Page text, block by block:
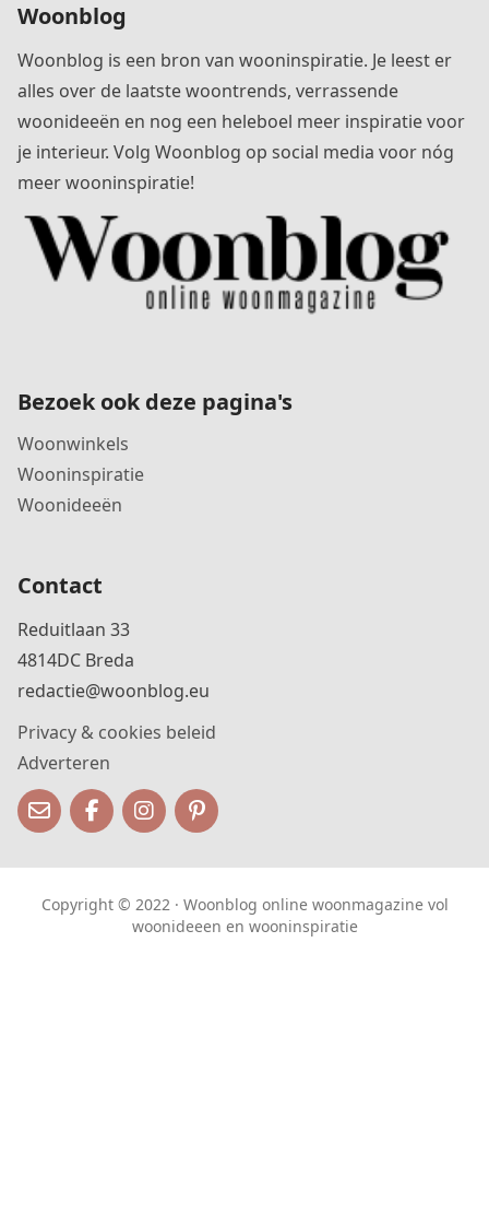
Woonblog
Woonblog is een bron van wooninspiratie. Je leest er
alles over de laatste woontrends, verrassende
woonideeën en nog een heleboel meer inspiratie voor
je interieur. Volg Woonblog op social media voor nóg
meer wooninspiratie!
Bezoek ook deze pagina's
Woonwinkels
Wooninspiratie
Woonideeën
Contact
Reduitlaan 33
4814DC Breda
redactie@woonblog.eu
Privacy & cookies beleid
Adverteren
Copyright © 2022 · Woonblog online woonmagazine vol
woonideeen en wooninspiratie